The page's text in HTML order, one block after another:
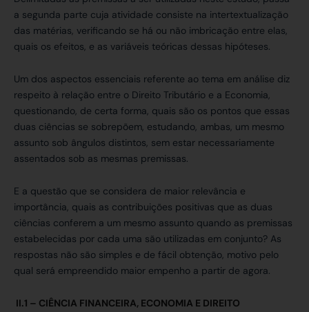
a segunda parte cuja atividade consiste na intertextualização
das matérias, verificando se há ou não imbricação entre elas,
quais os efeitos, e as variáveis teóricas dessas hipóteses.
Um dos aspectos essenciais referente ao tema em análise diz
respeito à relação entre o Direito Tributário e a Economia,
questionando, de certa forma, quais são os pontos que essas
duas ciências se sobrepõem, estudando, ambas, um mesmo
assunto sob ângulos distintos, sem estar necessariamente
assentados sob as mesmas premissas.
E a questão que se considera de maior relevância e
importância, quais as contribuições positivas que as duas
ciências conferem a um mesmo assunto quando as premissas
estabelecidas por cada uma são utilizadas em conjunto? As
respostas não são simples e de fácil obtenção, motivo pelo
qual será empreendido maior empenho a partir de agora.
II.1 – CIÊNCIA FINANCEIRA, ECONOMIA E DIREITO